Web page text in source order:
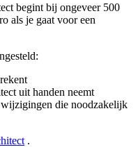
begint bij ongeveer 500
als je gaat voor een
uit handen neemt
die noodzakelijk
.